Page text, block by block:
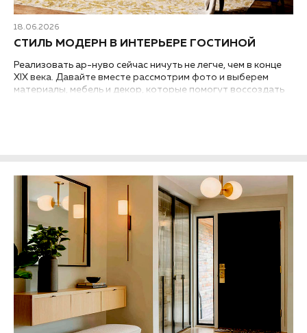
18.06.2026
СТИЛЬ МОДЕРН В ИНТЕРЬЕРЕ ГОСТИНОЙ
Реализовать ар-нуво сейчас ничуть не легче, чем в конце
XIX века. Давайте вместе рассмотрим фото и выберем
материалы, мебель и декор, которые помогут воссоздать